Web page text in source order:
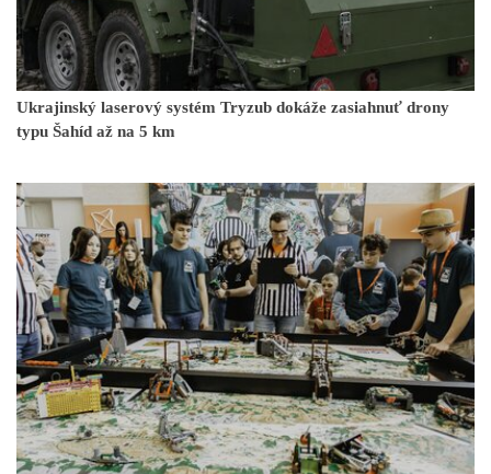
Ukrajinský laserový systém Tryzub dokáže zasiahnuť drony
typu Šahíd až na 5 km